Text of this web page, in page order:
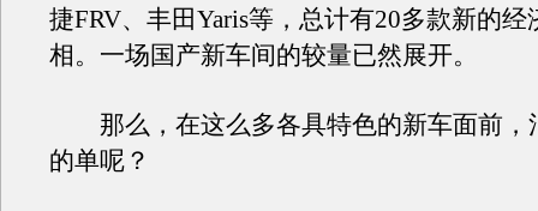
捷FRV、丰田Yaris等，总计有20多款新的经
相。一场国产新车间的较量已然展开。
那么，在这么多各具特色的新车面前，
的单呢？